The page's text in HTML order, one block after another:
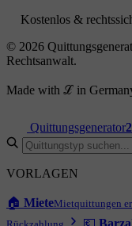
Kostenlos &
© 2026
Rechtsanwalt.
Made with ℒ in
Quittungsgenerator
VORLAGEN
🏠 MieteMietquittungen
💶